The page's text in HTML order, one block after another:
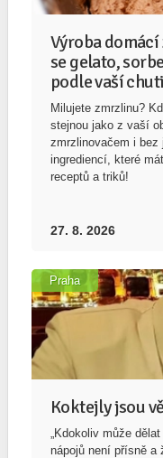
Výroba
se gelato,
podle vaší chuti
Milujete zmrzlinu?
stejnou jako z vaší
zmrzlinovačem i
ingrediencí, které
receptů a triků!
27. 8. 2026
Koktejly jsou
„Kdokoliv může
nápojů není přísně a
Praha